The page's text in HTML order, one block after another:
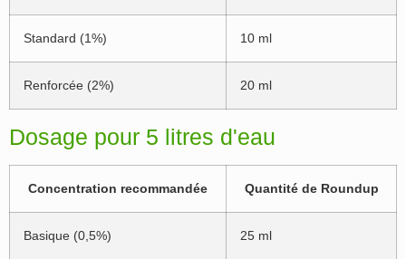
Standard (1%) 10 ml
Renforcée (2%) 20 ml
Dosage pour 5 litres d'eau
Concentration recommandée Quantité de Roundup
Basique (0,5%) 25 ml